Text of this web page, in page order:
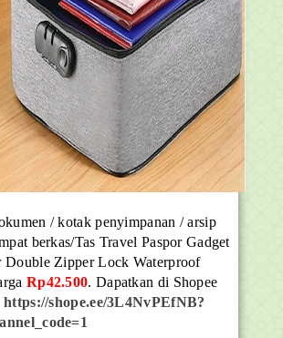
/ kotak penyimpanan / arsip
berkas/Tas Travel Paspor Gadget
Double Zipper Lock Waterproof
Rp42.500. Dapatkan di Shopee
https://shope.ee/3L4NvPEfNB?